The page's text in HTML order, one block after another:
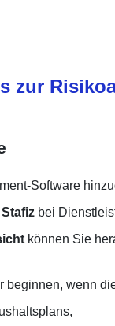
zur
Software
bei
können Sie
beginnen, wenn